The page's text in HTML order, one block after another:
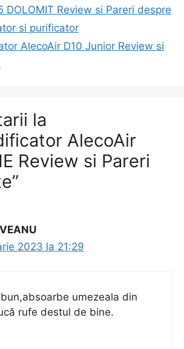
DOLOMIT Review si Pareri despre
si purificator
AlecoAir D10 Junior Review si
la
AlecoAir
Review si Pareri
2023 la 21:29
umezeala din
rufe destul de bine.